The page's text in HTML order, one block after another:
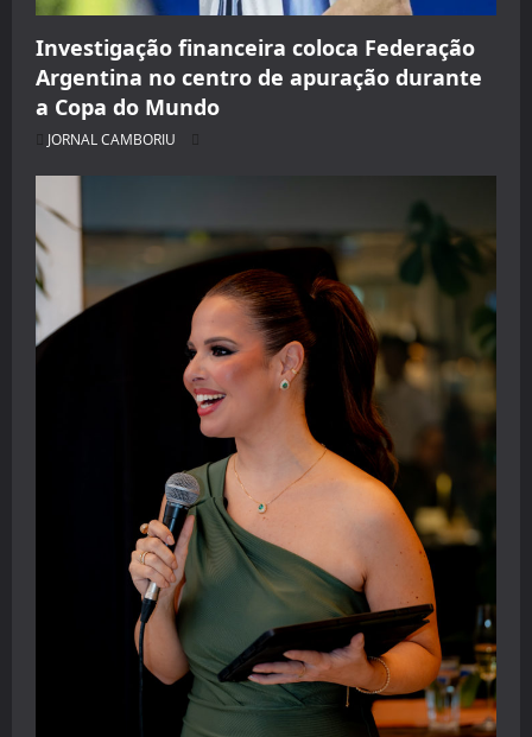
Investigação financeira coloca Federação
Argentina no centro de apuração durante
a Copa do Mundo
JORNAL CAMBORIU